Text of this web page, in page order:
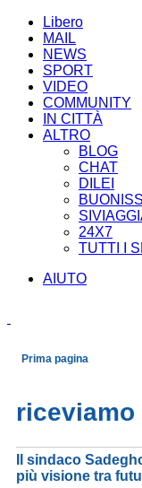
Libero
MAIL
NEWS
SPORT
VIDEO
COMMUNITY
IN CITTÀ
ALTRO
BLOG
CHAT
DILEI
24X7
TUTTI I
AIUTO
Prima pagina
riceviamo
Il sindaco
più visione tra